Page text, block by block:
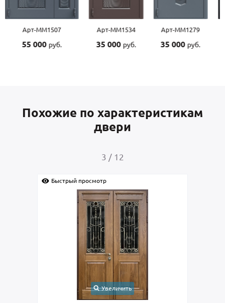
Арт-ММ1507
55 000 руб.
Арт-ММ1534
35 000 руб.
Арт-ММ1279
35 000 руб.
Похожие по характеристикам
двери
4 / 12
Быстрый просмотр
Увеличить